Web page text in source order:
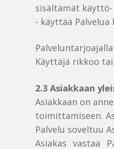
sisältämät
- käyttää
Käyttäjä rikkoo
2.3 Asiakkaan
Asiakkaan on
toimittamiseen.
Palvelu soveltuu
Asiakas vastaa